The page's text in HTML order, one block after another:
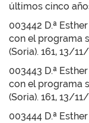
últimos cinco
003442 D.ª
con el programa
(Soria). 161, 13/
003443 D.ª
con el programa
(Soria). 161, 13/
003444 D.ª